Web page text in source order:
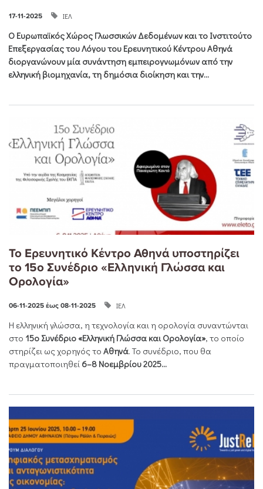
17-11-2025 ΙΕΛ
Ο Ευρωπαϊκός Χώρος Γλωσσικών Δεδομένων και το Ινστιτούτο
Επεξεργασίας του Λόγου του Ερευνητικού Κέντρου Αθηνά
διοργανώνουν μία συνάντηση εμπειρογνωμόνων από την
ελληνική βιομηχανία, τη δημόσια διοίκηση και την...
Το Ερευνητικό Κέντρο Αθηνά υποστηρίζει
το 15ο Συνέδριο «Ελληνική Γλώσσα και
Ορολογία»
06-11-2025 έως 08-11-2025 ΙΕΛ
Η ελληνική γλώσσα, η τεχνολογία και η ορολογία συναντώνται
στο 15ο Συνέδριο «Ελληνική Γλώσσα και Ορολογία», το οποίο
στηρίζει ως χορηγός το Αθηνά. Το συνέδριο, που θα
πραγματοποιηθεί 6–8 Νοεμβρίου 2025...